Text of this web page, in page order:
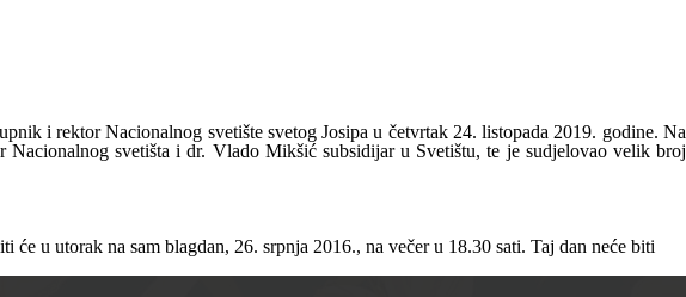
i rektor Nacionalnog svetište svetog Josipa u četvrtak 24. listopada 2019. godine. Na
svetišta i dr. Vlado Mikšić subsidijar u Svetištu, te je sudjelovao velik broj
u utorak na sam blagdan, 26. srpnja 2016., na večer u 18.30 sati. Taj dan neće biti